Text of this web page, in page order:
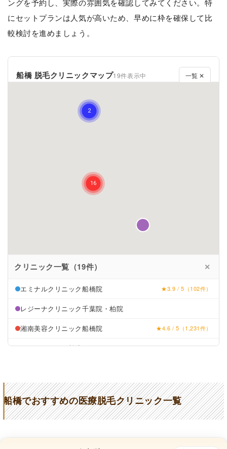
ングを予約し、実際の雰囲気を確認してみてください。特
にセットプランは人気が高いため、早めに枠を確保して比
較検討を進めましょう。
船橋 脱毛クリニックマップ19件表示中 一覧 ✕
クリニック一覧（19件） ✕
エミナルクリニック船橋院 ★3.9 / 5（102件）
レジーナクリニック千葉院・柏院
湘南美容クリニック船橋院 ★4.6 / 5（1,231件）
リゼクリニック柏院 ★4.3 / 5（108件）
ルシアクリニック千葉船橋院 ★4.8 / 5（236件）
イデア美容皮膚科クリニック千葉船橋院 ★4.5 / 5（1,200件）
クレストスキンクリニック ★4.6 / 5（87件）
船橋でおすすめの医療脱毛クリニック一覧